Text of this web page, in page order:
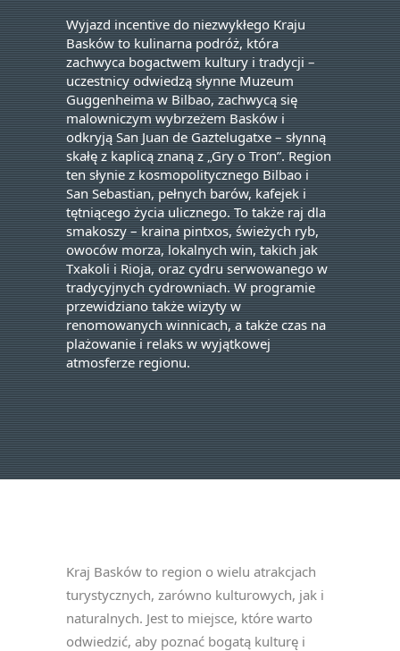
Wyjazd incentive do niezwykłego Kraju
Basków to kulinarna podróż, która
zachwyca bogactwem kultury i tradycji –
uczestnicy odwiedzą słynne Muzeum
Guggenheima w Bilbao, zachwycą się
malowniczym wybrzeżem Basków i
odkryją San Juan de Gaztelugatxe – słynną
skałę z kaplicą znaną z „Gry o Tron”. Region
ten słynie z kosmopolitycznego Bilbao i
San Sebastian, pełnych barów, kafejek i
tętniącego życia ulicznego. To także raj dla
smakoszy – kraina pintxos, świeżych ryb,
owoców morza, lokalnych win, takich jak
Txakoli i Rioja, oraz cydru serwowanego w
tradycyjnych cydrowniach. W programie
przewidziano także wizyty w
renomowanych winnicach, a także czas na
plażowanie i relaks w wyjątkowej
atmosferze regionu.
Kraj Basków to region o wielu atrakcjach
turystycznych, zarówno kulturowych, jak i
naturalnych. Jest to miejsce, które warto
odwiedzić, aby poznać bogatą kulturę i